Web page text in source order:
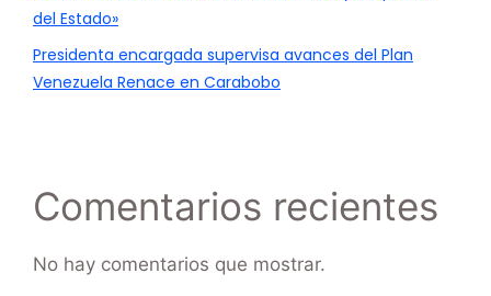
del Estado»
Presidenta encargada supervisa avances del Plan
Venezuela Renace en Carabobo
Comentarios recientes
No hay comentarios que mostrar.